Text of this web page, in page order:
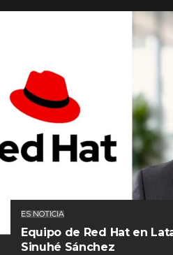
ES NOTICIA
Equipo de Red Hat en
Sinuhé Sánchez